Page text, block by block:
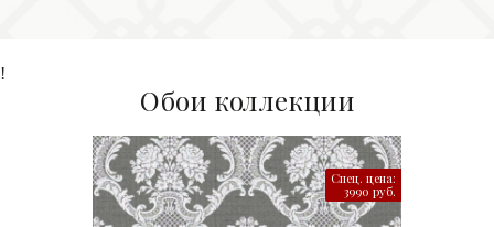
!
Обои коллекции
Спец. цена:
3990 руб.